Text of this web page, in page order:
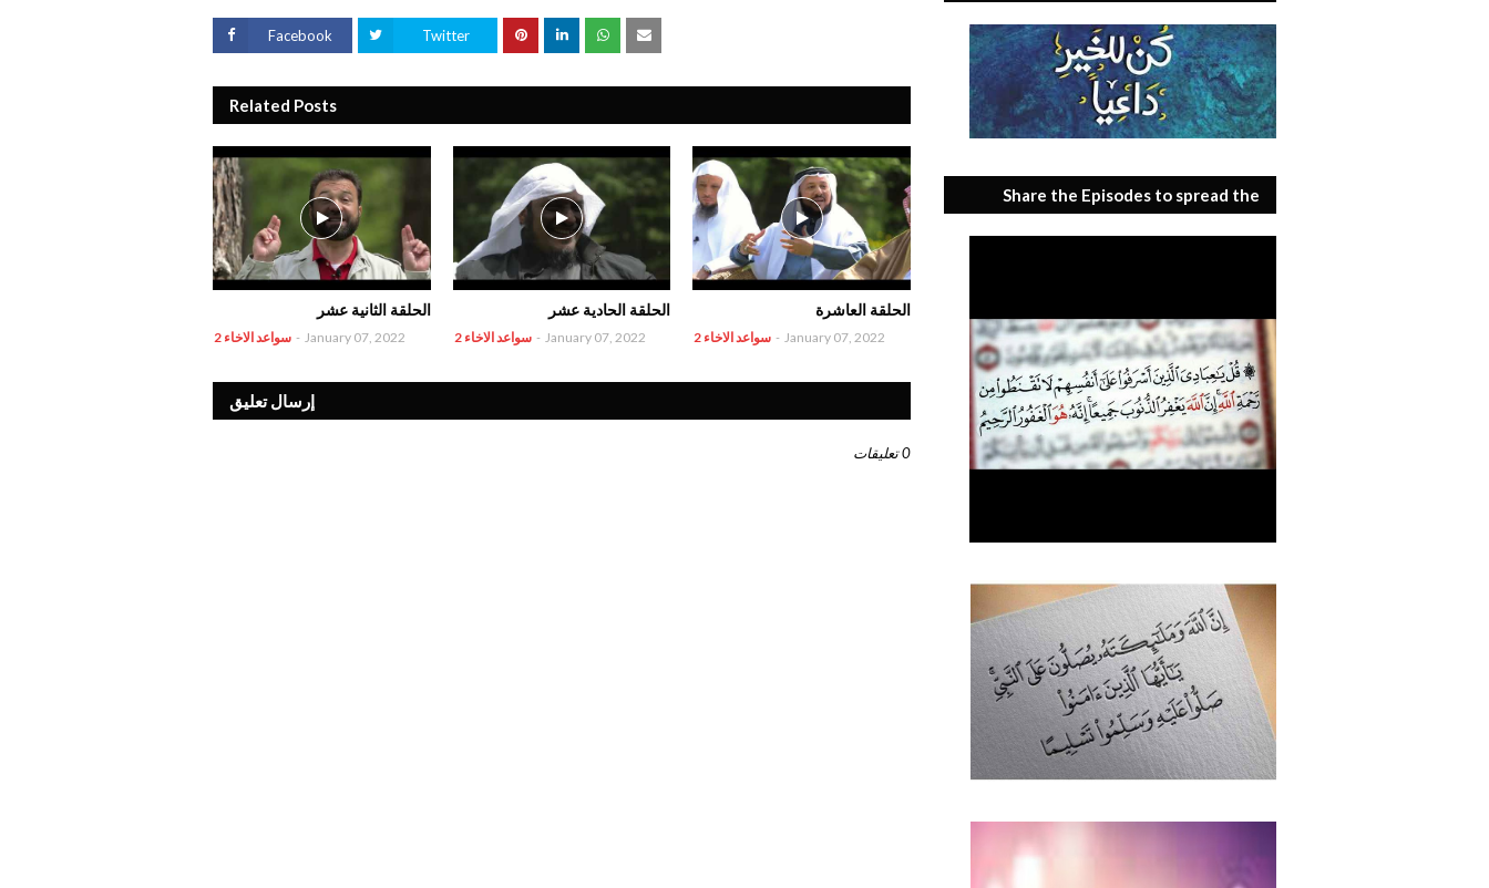
Facebook Twitter
Related Posts
الحلقة الثانية عشر
سواعد الاخاء 2 - January 07, 2022
الحلقة الحادية عشر
سواعد الاخاء 2 - January 07, 2022
الحلقة العاشرة
سواعد الاخاء 2 - January 07, 2022
إرسال تعليق
0 تعليقات
Share the Episodes to spread the
benefit